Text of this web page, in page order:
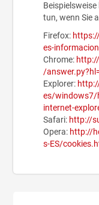
tun, wenn Sie
Firefox:
es-
Chrome:
/
Explorer:
es/windows7/
internet-
Safari: http://
Opera: http://
s-ES/